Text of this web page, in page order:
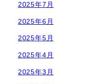
2025年7月
2025年6月
2025年5月
2025年4月
2025年3月